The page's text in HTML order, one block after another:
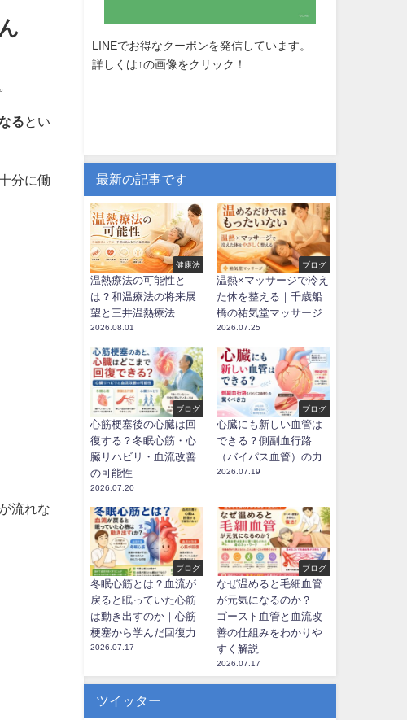
る とい
分に働
流れな
LINEでお得なクーポンを発信しています。
詳しくは↑の画像をクリック！
最新の記事です
健康法
温熱療法の可能性と
は？和温療法の将来展
望と三井温熱療法
2026.08.01
ブログ
温熱×マッサージで冷え
た体を整える｜千歳船
橋の祐気堂マッサージ
2026.07.25
ブログ
心筋梗塞後の心臓は回
復する？冬眠心筋・心
臓リハビリ・血流改善
の可能性
2026.07.20
ブログ
心臓にも新しい血管は
できる？側副血行路
（バイパス血管）の力
2026.07.19
ブログ
冬眠心筋とは？血流が
戻ると眠っていた心筋
は動き出すのか｜心筋
梗塞から学んだ回復力
2026.07.17
ブログ
なぜ温めると毛細血管
が元気になるのか？｜
ゴースト血管と血流改
善の仕組みをわかりや
すく解説
2026.07.17
ツイッター